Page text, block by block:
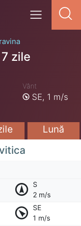
zile
Vânt
SE, 1 m/s
Lună
S
2 m/s
SE
1 m/s